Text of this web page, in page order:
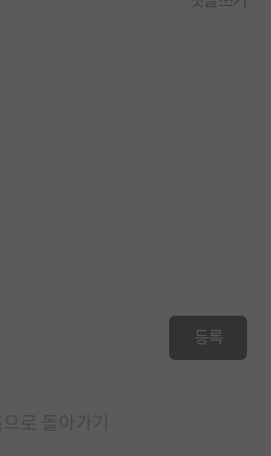
등록
로 돌아가기